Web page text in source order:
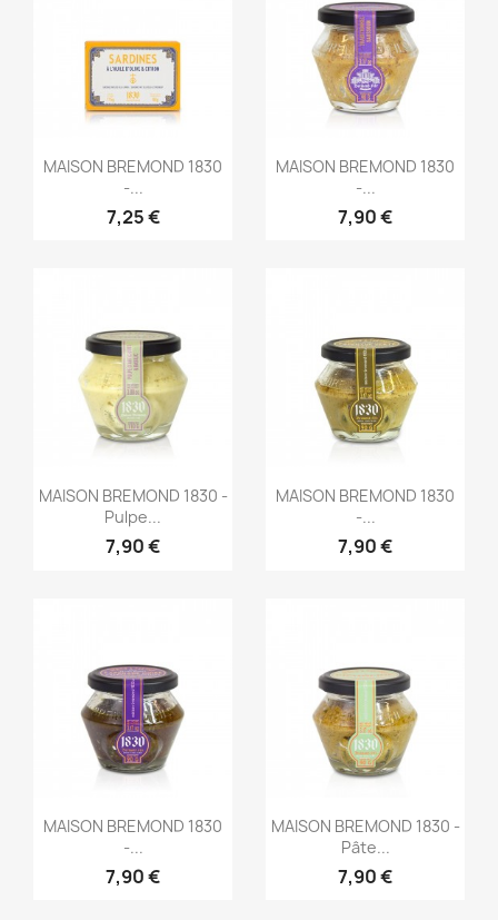
Aperçu rapide
MAISON BREMOND 1830
-...
7,25 €
Aperçu rapide
MAISON BREMOND 1830
-...
7,90 €
Aperçu rapide
MAISON BREMOND 1830 -
Pulpe...
7,90 €
Aperçu rapide
MAISON BREMOND 1830
-...
7,90 €
Aperçu rapide
MAISON BREMOND 1830
-...
7,90 €
Aperçu rapide
MAISON BREMOND 1830 -
Pâte...
7,90 €